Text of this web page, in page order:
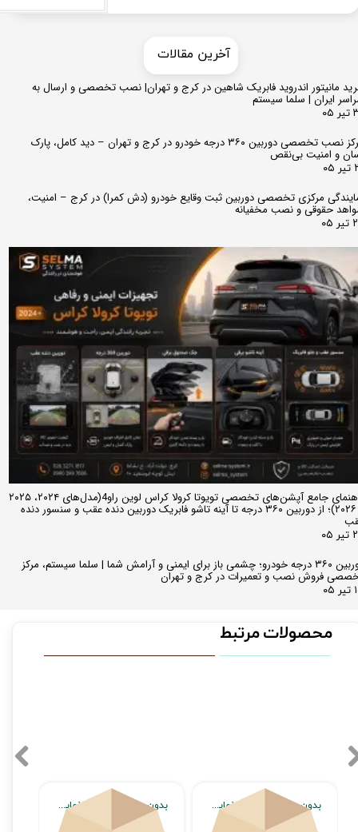
مانیتور اندروید فابریک شاهین در کرج و تهران| نصب تخصصی و ارسال به
ایران | سلما سیستم
مرکز نصب تخصصی دوربین ۳۶۰ درجه خودرو در کرج و تهران – دید کامل، پارک
و امنیت بی‌نقص
مرکزی تخصصی دوربین ثبت وقایع خودرو (دش کمرا) در کرج – امنیت،
حقوقی و نصب مخفیانه
راهنمای جامع آپشن‌های تخصصی تویوتا کرولا کراس لوین راو4(مدل‌های ۲۰۲۴، ۲۰۲۵
و ۲۰۲۶)؛ از دوربین ۳۶۰ درجه تا آینه تاشو فابریک دوربین دنده عقب و سنسور دنده
دوربین ۳۶۰ درجه خودرو؛ چشمی باز برای ایمنی و آرامش شما | سلما سیستم، مرکز
فروش نصب و تعمیرات در کرج و تهران
​​آخرین مقالات
محصولات مرتبط
بدون محصول جهت نمایش
اتمام موجودی
بدون محصول جهت نمایش
اتمام موجودی